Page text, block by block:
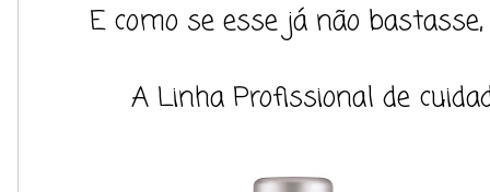
E como se esse já não
A Linha Profissional de